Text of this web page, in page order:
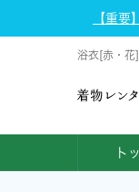
【重
浴衣[赤・花
ト